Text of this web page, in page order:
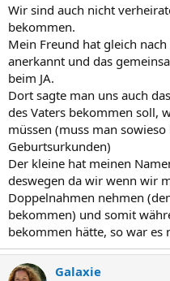
Wir sind auch nicht
bekommen.
Mein Freund hat gleich
anerkannt und das
beim JA.
Dort sagte man uns auch
des Vaters bekommen soll,
müssen (muss man
Geburtsurkunden)
Der kleine hat meinen
deswegen da wir wenn wir
Doppelnahmen nehmen
bekommen) und somit
bekommen hätte, so war es
Galaxie